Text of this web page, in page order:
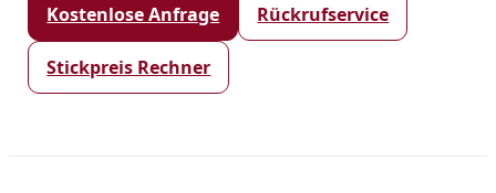
Kostenlose Anfrage Rückrufservice
Stickpreis Rechner